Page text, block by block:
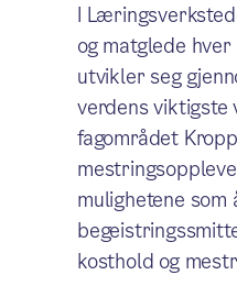
I
og matglede
utvikler seg
verdens viktigste
fagområdet
mulighetene
kosthold og